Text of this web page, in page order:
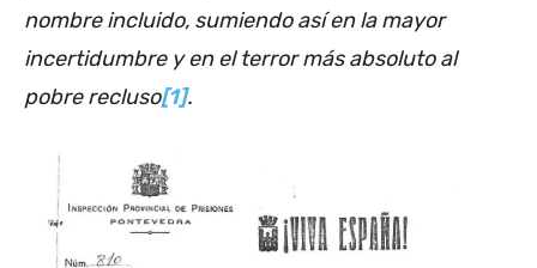
nombre incluido, sumiendo así en la mayor
incertidumbre y en el terror más absoluto al
pobre recluso[1].